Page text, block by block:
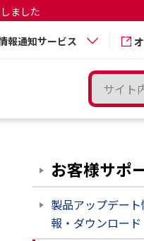
ました
報通知サービス
お客様サポ
製品アップデート
報・ダウンロード